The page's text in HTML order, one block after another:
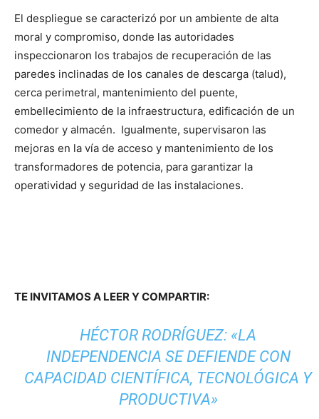
El despliegue se caracterizó por un ambiente de alta
moral y compromiso, donde las autoridades
inspeccionaron los trabajos de recuperación de las
paredes inclinadas de los canales de descarga (talud),
cerca perimetral, mantenimiento del puente,
embellecimiento de la infraestructura, edificación de un
comedor y almacén. Igualmente, supervisaron las
mejoras en la vía de acceso y mantenimiento de los
transformadores de potencia, para garantizar la
operatividad y seguridad de las instalaciones.
TE INVITAMOS A LEER Y COMPARTIR:
HÉCTOR RODRÍGUEZ: «LA
INDEPENDENCIA SE DEFIENDE CON
CAPACIDAD CIENTÍFICA, TECNOLÓGICA Y
PRODUCTIVA»